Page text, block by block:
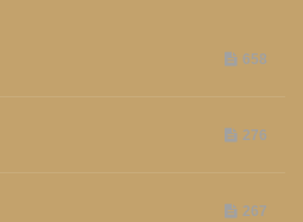
658
276
267